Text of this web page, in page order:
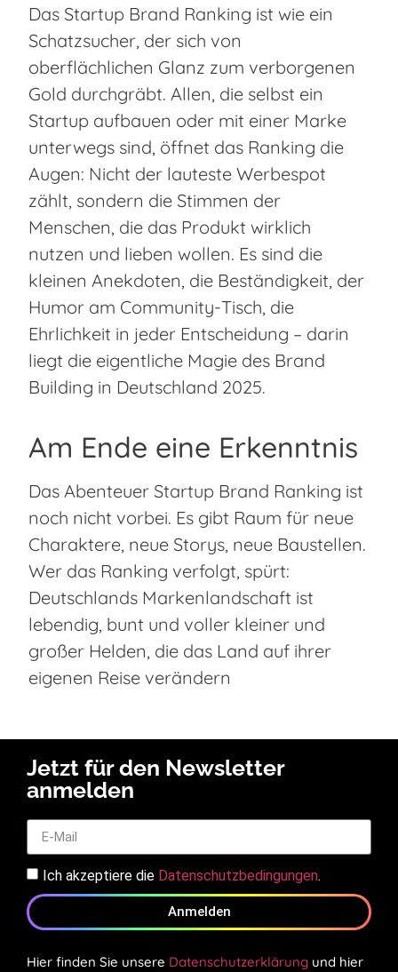
Das Startup Brand Ranking ist wie ein
Schatzsucher, der sich von
oberflächlichen Glanz zum verborgenen
Gold durchgräbt. Allen, die selbst ein
Startup aufbauen oder mit einer Marke
unterwegs sind, öffnet das Ranking die
Augen: Nicht der lauteste Werbespot
zählt, sondern die Stimmen der
Menschen, die das Produkt wirklich
nutzen und lieben wollen. Es sind die
kleinen Anekdoten, die Beständigkeit, der
Humor am Community-Tisch, die
Ehrlichkeit in jeder Entscheidung – darin
liegt die eigentliche Magie des Brand
Building in Deutschland 2025.
Am Ende eine Erkenntnis
Das Abenteuer Startup Brand Ranking ist
noch nicht vorbei. Es gibt Raum für neue
Charaktere, neue Storys, neue Baustellen.
Wer das Ranking verfolgt, spürt:
Deutschlands Markenlandschaft ist
lebendig, bunt und voller kleiner und
großer Helden, die das Land auf ihrer
eigenen Reise verändern
Jetzt für den Newsletter
anmelden
Ich akzeptiere die Datenschutzbedingungen.
Anmelden
Hier finden Sie unsere Datenschutzerklärung und hier